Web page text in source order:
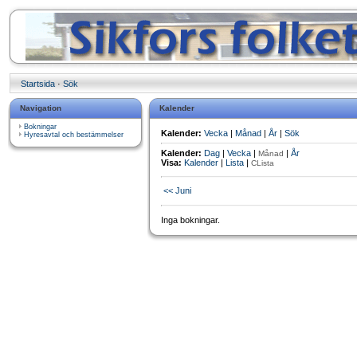
Startsida · Sök
Navigation
Bokningar
Hyresavtal och bestämmelser
Kalender
Kalender: Vecka | Månad | År | Sök
Kalender: Dag | Vecka | Månad | År
Visa: Kalender | Lista | CLista
<< Juni
Inga bokningar.